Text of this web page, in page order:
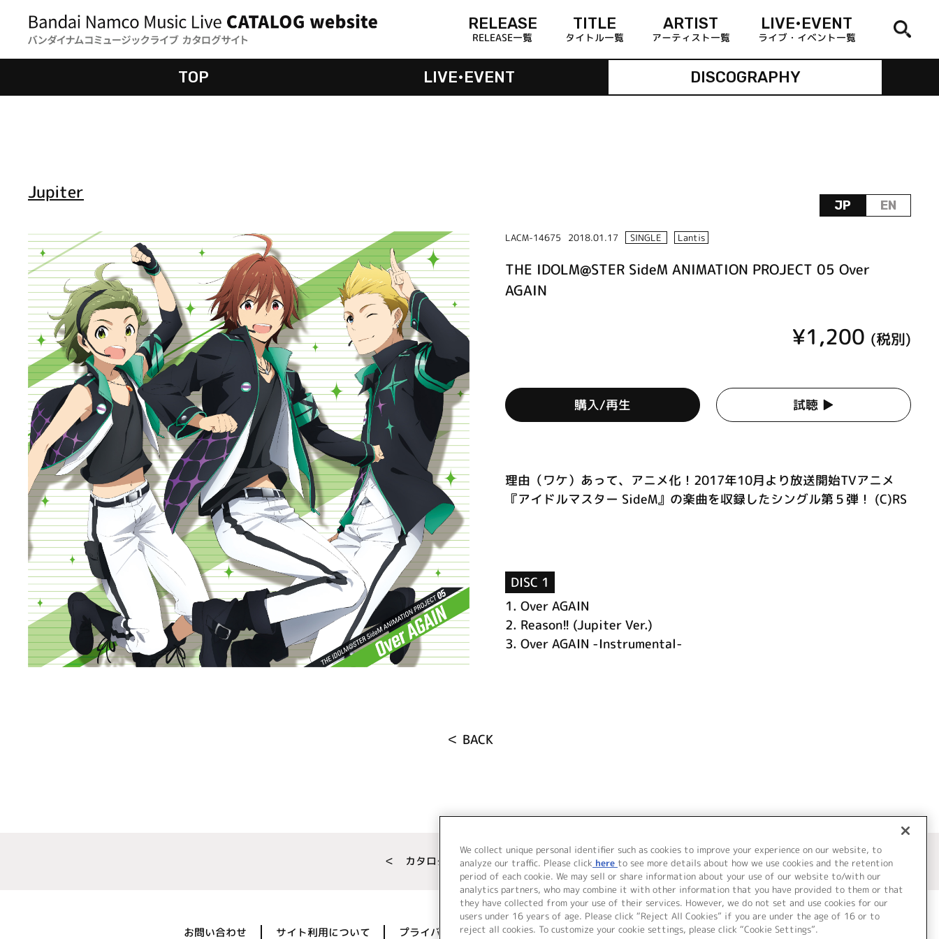
RELEASE
RELEASE一覧
TITLE
タイトル一覧
ARTIST
アーティスト一覧
LIVE•EVENT
ライブ・イベント一覧
TOP LIVE•EVENT DISCOGRAPHY
JP EN
Jupiter
LACM-14675 2018.01.17 SINGLE Lantis
THE IDOLM@STER SideM ANIMATION PROJECT 05 Over
AGAIN
¥1,200 (税別)
購入/再生 試聴 ▶︎
理由（ワケ）あって、アニメ化！2017年10月より放送開始TVアニメ
『アイドルマスター SideM』の楽曲を収録したシングル第５弾！ (C)RS
DISC 1
1. Over AGAIN
2. Reason!! (Jupiter Ver.)
3. Over AGAIN -Instrumental-
＜ BACK
＜ カタログサイト トップページへ
お問い合わせ サイト利用について プライバシーポリシー 著作権／肖像権について Cookie Settings
We collect unique personal identifier such as cookies to improve your experience on our website, to
analyze our traffic. Please click here to see more details about how we use cookies and the retention
period of each cookie. We may sell or share information about your use of our website to/with our
analytics partners, who may combine it with other information that you have provided to them or that
they have collected from your use of their services. However, we do not set and use cookies for our
users under 16 years of age. Please click “Reject All Cookies” if you are under the age of 16 or to
reject all cookies. To customize your cookie settings, please click “Cookie Settings”.